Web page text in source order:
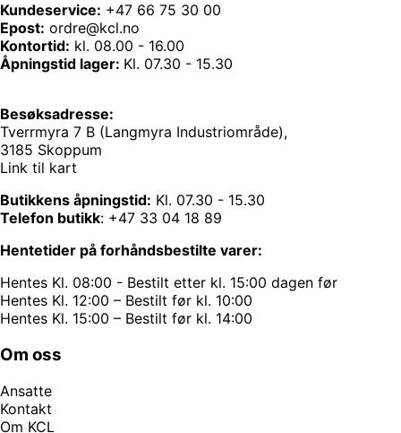
Kundeservice: +47 66 75 30 00
Epost: ordre@kcl.no
Kontortid: kl. 08.00 - 16.00
Åpningstid lager: Kl. 07.30 - 15.30
Besøksadresse:
Tverrmyra 7 B (Langmyra Industriområde),
3185 Skoppum
Link til kart
Butikkens åpningstid: Kl. 07.30 - 15.30
Telefon butikk: +47 33 04 18 89
Hentetider på forhåndsbestilte varer:
Hentes Kl. 08:00 - Bestilt etter kl. 15:00 dagen før
Hentes Kl. 12:00 – Bestilt før kl. 10:00
Hentes Kl. 15:00 – Bestilt før kl. 14:00
Om oss
Ansatte
Kontakt
Om KCL